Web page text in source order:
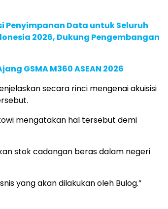
Penyimpanan Data untuk Seluruh
2026, Dukung Pengembangan
GSMA M360 ASEAN 2026
secara rinci mengenai akuisisi
mengatakan hal tersebut demi
stok cadangan beras dalam negeri
yang akan dilakukan oleh Bulog.”